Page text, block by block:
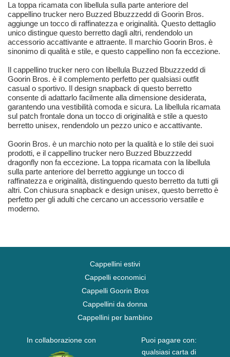
La toppa ricamata con libellula sulla parte anteriore del
cappellino trucker nero Buzzed Bbuzzzedd di Goorin Bros.
aggiunge un tocco di raffinatezza e originalità. Questo dettaglio
unico distingue questo berretto dagli altri, rendendolo un
accessorio accattivante e attraente. Il marchio Goorin Bros. è
sinonimo di qualità e stile, e questo cappellino non fa eccezione.
Il cappellino trucker nero con libellula Buzzed Bbuzzzedd di
Goorin Bros. è il complemento perfetto per qualsiasi outfit
casual o sportivo. Il design snapback di questo berretto
consente di adattarlo facilmente alla dimensione desiderata,
garantendo una vestibilità comoda e sicura. La libellula ricamata
sul patch frontale dona un tocco di originalità e stile a questo
berretto unisex, rendendolo un pezzo unico e accattivante.
Goorin Bros. è un marchio noto per la qualità e lo stile dei suoi
prodotti, e il cappellino trucker nero Buzzed Bbuzzzedd
dragonfly non fa eccezione. La toppa ricamata con la libellula
sulla parte anteriore del berretto aggiunge un tocco di
raffinatezza e originalità, distinguendo questo berretto da tutti gli
altri. Con chiusura snapback e design unisex, questo berretto è
perfetto per gli adulti che cercano un accessorio versatile e
moderno.
Cappellini estivi
Cappelli economici
Cappelli Goorin Bros
Cappellini da donna
Cappellini per bambino
In collaborazione con
Puoi pagare con:
qualsiasi carta di